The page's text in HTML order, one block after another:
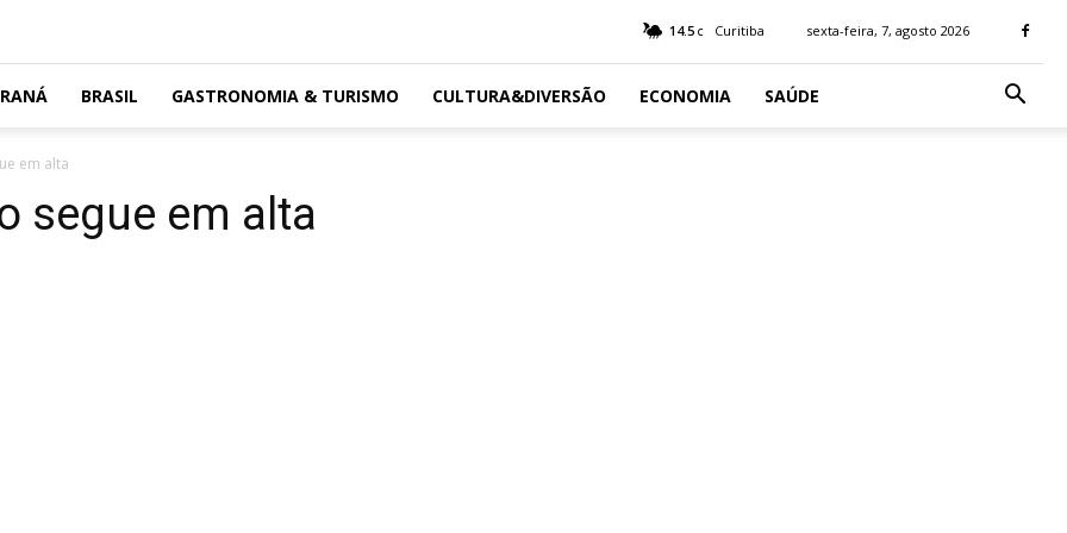
14.5 C Curitiba sexta-feira, 7, agosto 2026
BRASIL GASTRONOMIA & TURISMO CULTURA&DIVERSÃO ECONOMIA SAÚDE
em alta
segue em alta